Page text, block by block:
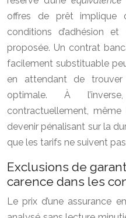
offres de prêt implique
conditions d’adhésion et
proposée. Un contrat
facilement substituable
en attendant de trouver
optimale. À
contractuellement,
devenir pénalisant sur la
que les tarifs ne suivent
Exclusions de
carence dans les
Le prix d’une assurance